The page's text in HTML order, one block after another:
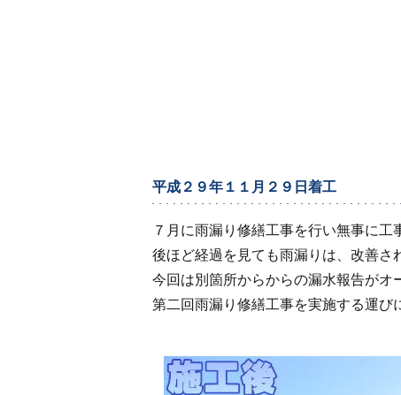
平成２９年１１月２９日着工
７月に雨漏り修繕工事を行い無事に工
後ほど経過を見ても雨漏りは、改善さ
今回は別箇所からからの漏水報告がオ
第二回雨漏り修繕工事を実施する運び